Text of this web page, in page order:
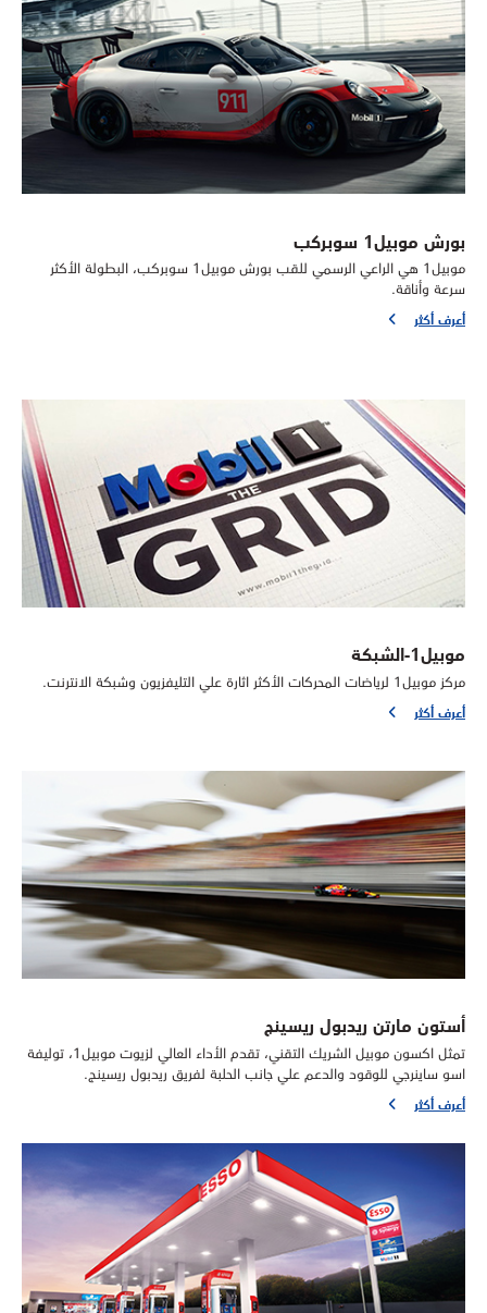
بورش موبيل1 سوبركب
موبيل1 هي الراعي الرسمي للقب بورش موبيل1 سوبركب، البطولة الأكثر
سرعة وأناقة.
أعرف أكثر
موبيل1-الشبكة
مركز موبيل1 لرياضات المحركات الأكثر اثارة علي التليفزيون وشبكة الانترنت.
أعرف أكثر
أستون مارتن ريدبول ريسينج
تمثل اكسون موبيل الشريك التقني، تقدم الأداء العالي لزيوت موبيل1، توليفة
اسو ساينرجي للوقود والدعم علي جانب الحلبة لفريق ريدبول ريسينج.
أعرف أكثر